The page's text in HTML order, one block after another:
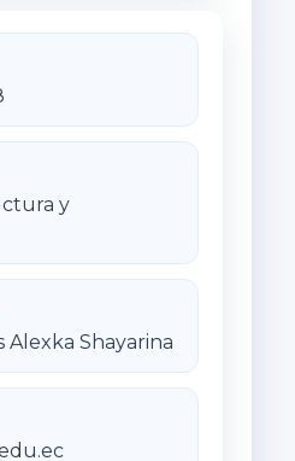
y
Alexka Shayarina